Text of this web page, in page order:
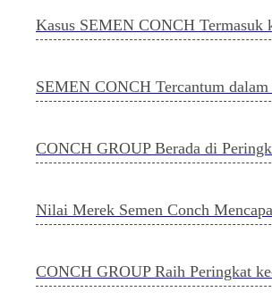
Kasus SEMEN CONCH Termasuk
SEMEN CONCH Tercantum
CONCH GROUP Berada di
Nilai Merek Semen Conch
CONCH GROUP Raih Peringkat